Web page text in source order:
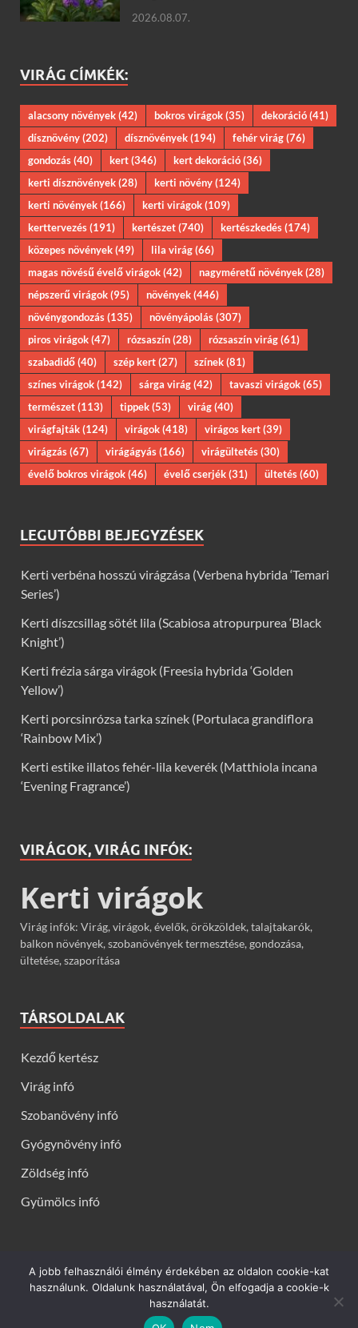
2026.08.07.
VIRÁG CÍMKÉK:
alacsony növények(42) bokros virágok(35) dekoráció(41)
dísznövény(202) dísznövények(194) fehér virág(76)
gondozás(40) kert(346) kert dekoráció(36)
kerti dísznövények(28) kerti növény(124)
kerti növények(166) kerti virágok(109)
kerttervezés(191) kertészet(740) kertészkedés(174)
közepes növények(49) lila virág(66)
magas növésű évelő virágok(42) nagyméretű növények(28)
népszerű virágok(95) növények(446)
növénygondozás(135) növényápolás(307)
piros virágok(47) rózsaszín(28) rózsaszín virág(61)
szabadidő(40) szép kert(27) színek(81)
színes virágok(142) sárga virág(42) tavaszi virágok(65)
természet(113) tippek(53) virág(40)
virágfajták(124) virágok(418) virágos kert(39)
virágzás(67) virágágyás(166) virágültetés(30)
évelő bokros virágok(46) évelő cserjék(31) ültetés(60)
LEGUTÓBBI BEJEGYZÉSEK
Kerti verbéna hosszú virágzása (Verbena hybrida ‘Temari
Series’)
Kerti díszcsillag sötét lila (Scabiosa atropurpurea ‘Black
Knight’)
Kerti frézia sárga virágok (Freesia hybrida ‘Golden
Yellow’)
Kerti porcsinrózsa tarka színek (Portulaca grandiflora
‘Rainbow Mix’)
Kerti estike illatos fehér-lila keverék (Matthiola incana
‘Evening Fragrance’)
VIRÁGOK, VIRÁG INFÓK:
Kerti virágok
Virág infók: Virág, virágok, évelők, örökzöldek, talajtakarók,
balkon növények, szobanövények termesztése, gondozása,
ültetése, szaporítása
TÁRSOLDALAK
Kezdő kertész
Virág infó
Szobanövény infó
Gyógynövény infó
Zöldség infó
Gyümölcs infó
Kerti virágok - Virág infók: Virág, virágok, évelők, örökzöldek,
talajtakarók, balkon növények, szobanövények termesztése,
gondozása, ültetése, szaporítása
A jobb felhasználói élmény érdekében az oldalon cookie-kat
használunk. Oldalunk használatával, Ön elfogadja a cookie-k
használatát.